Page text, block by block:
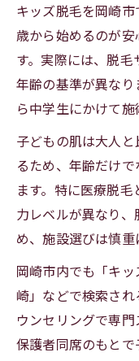
キッズ脱毛を岡崎
歳から始めるのが
す。実際には、脱
年齢の基準が異な
ら中学生にかけて施
子どもの肌は大人
るため、年齢だけ
ます。特に医療脱
力レベルが異なり
め、施設選びは慎重
岡崎市内でも「キ
崎」などで検索さ
ウンセリングで専門
保護者同席のもと